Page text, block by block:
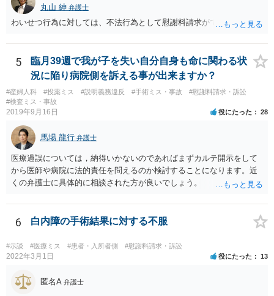
院側からは同意書に「１日当たり」という記載が抜けていることを奇
貨として不当に支払を拒んでいると見られて、今後あなたやあなたの
ご家族がその大学病院を受診せざるを得なくなった場合に事実上の不
利益を受ける可能性は否定できないように思われます。
丸山 紳 弁護士
わいせつ行為に対しては、不法行為として慰謝料請求ができます。
5
臨月39週で我が子を失い自分自身も命に関わる状
況に陥り病院側を訴える事が出来ますか？
#産婦人科 #投薬ミス #説明義務違反 #手術ミス・事故
#慰謝料請求・訴訟
#検査ミス・事故
2019年9月16日 役にたった 28
馬場 龍行 弁護士
医療過誤については，納得いかないのであればまずカルテ開示をして
から医師や病院に法的責任を問えるのか検討することになります。近
くの弁護士に具体的に相談された方が良いでしょう。
6 白内障の手術結果に対する不服
#示談 #医療ミス #患者・入所者側 #慰謝料請求・訴訟
2022年3月1日 役にたった 13
匿名A 弁護士